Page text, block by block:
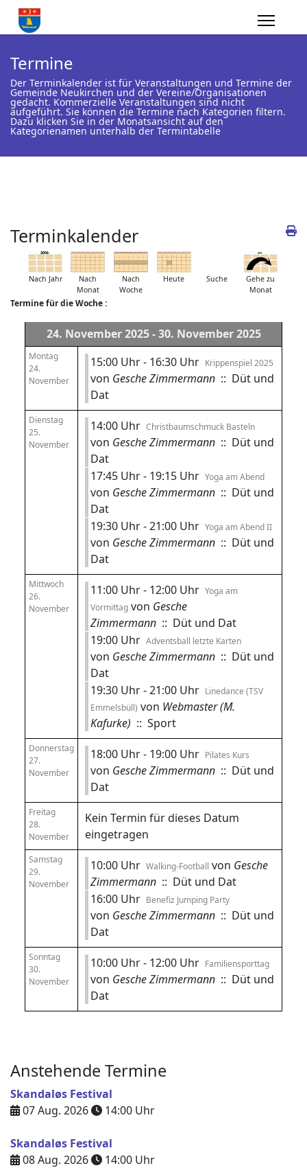
Termine
Der Terminkalender ist für Veranstaltungen und Termine der
Gemeinde Neukirchen und der Vereine/Organisationen
gedacht. Kommerzielle Veranstaltungen sind nicht
aufgeführt. Sie können die Termine nach Kategorien filtern.
Dazu klicken Sie in der Monatsansicht auf den
Kategorienamen unterhalb der Termintabelle
Terminkalender
Nach Jahr
Nach
Monat
Nach
Woche
Heute Suche
Gehe zu
Monat
Termine für die Woche :
24. November 2025 - 30. November 2025
Montag
24.
November
15:00 Uhr - 16:30 Uhr Krippenspiel 2025
von Gesche Zimmermann :: Düt und
Dat
Dienstag
25.
November
14:00 Uhr Christbaumschmuck Basteln
von Gesche Zimmermann :: Düt und
Dat
17:45 Uhr - 19:15 Uhr Yoga am Abend
von Gesche Zimmermann :: Düt und
Dat
19:30 Uhr - 21:00 Uhr Yoga am Abend II
von Gesche Zimmermann :: Düt und
Dat
Mittwoch
26.
November
11:00 Uhr - 12:00 Uhr Yoga am
Vormittag von Gesche
Zimmermann :: Düt und Dat
19:00 Uhr Adventsball letzte Karten
von Gesche Zimmermann :: Düt und
Dat
19:30 Uhr - 21:00 Uhr Linedance (TSV
Emmelsbüll) von Webmaster (M.
Kafurke) :: Sport
Donnerstag
27.
November
18:00 Uhr - 19:00 Uhr Pilates Kurs
von Gesche Zimmermann :: Düt und
Dat
Freitag
28.
November
Kein Termin für dieses Datum
eingetragen
Samstag
29.
November
10:00 Uhr Walking-Football von Gesche
Zimmermann :: Düt und Dat
16:00 Uhr Benefiz Jumping Party
von Gesche Zimmermann :: Düt und
Dat
Sonntag
30.
November
10:00 Uhr - 12:00 Uhr Familiensporttag
von Gesche Zimmermann :: Düt und
Dat
Anstehende Termine
Skandaløs Festival
07 Aug. 2026
14:00 Uhr
Skandaløs Festival
08 Aug. 2026
14:00 Uhr